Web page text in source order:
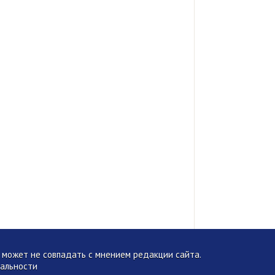
не совпадать с мнением редакции сайта.